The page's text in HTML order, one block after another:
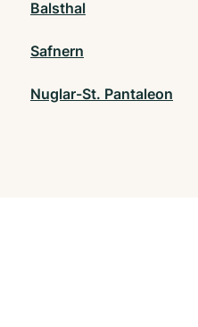
Balsthal
Safnern
Nuglar-St. Pantaleon